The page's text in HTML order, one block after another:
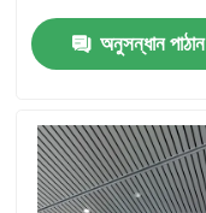
পণ্য
অনুসন্ধান পাঠান